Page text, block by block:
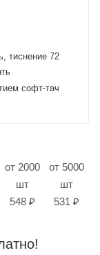
тиснение 72
софт-тач
от 2000
шт
548 ₽
от 5000
шт
531 ₽